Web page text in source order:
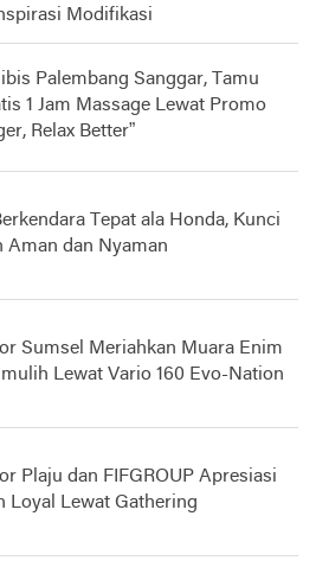
Modifikasi
Palembang Sanggar, Tamu
1 Jam Massage Lewat Promo
Relax Better”
Tepat ala Honda, Kunci
Aman dan Nyaman
Sumsel Meriahkan Muara Enim
Lewat Vario 160 Evo-Nation
Plaju dan FIFGROUP Apresiasi
Loyal Lewat Gathering